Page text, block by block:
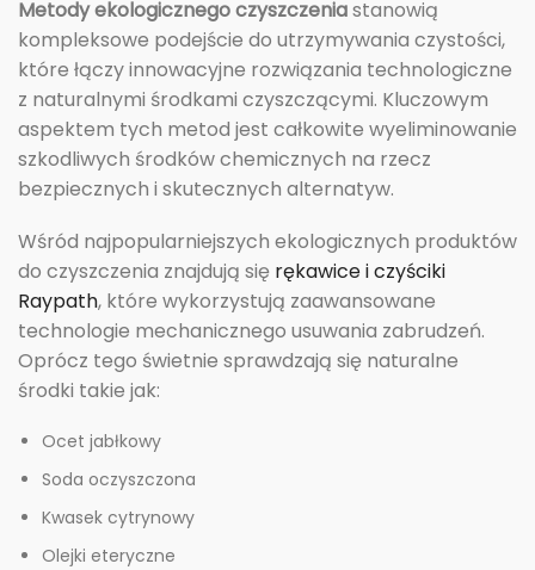
Metody ekologicznego czyszczeniastanowią
kompleksowe podejście do utrzymywania czystości,
które łączy innowacyjne rozwiązania technologiczne
z naturalnymi środkami czyszczącymi. Kluczowym
aspektem tych metod jest całkowite wyeliminowanie
szkodliwych środków chemicznych na rzecz
bezpiecznych i skutecznych alternatyw.
Wśród najpopularniejszych ekologicznych produktów
do czyszczenia znajdują się rękawice i czyściki
Raypath, które wykorzystują zaawansowane
technologie mechanicznego usuwania zabrudzeń.
Oprócz tego świetnie sprawdzają się naturalne
środki takie jak:
Ocet jabłkowy
Soda oczyszczona
Kwasek cytrynowy
Olejki eteryczne